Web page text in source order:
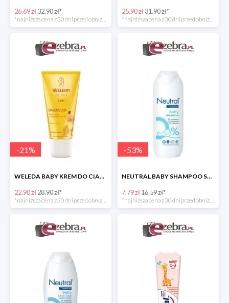
26.69 zł32.90 zł*
*najniższa cena z 30 dni przed obniżką
25.90 zł31.90 zł*
*najniższa cena z 30 dni przed obniżką
-21%
WELEDA BABY KREM DO CIAŁA DLA NIEMOWLĄT Z NAGIETKIEM
22.90 zł28.90 zł*
-53%
NEUTRAL BABY SHAMPOO SZAMPON DO WŁOSÓW DLA DZIECI
7.79 zł16.59 zł*